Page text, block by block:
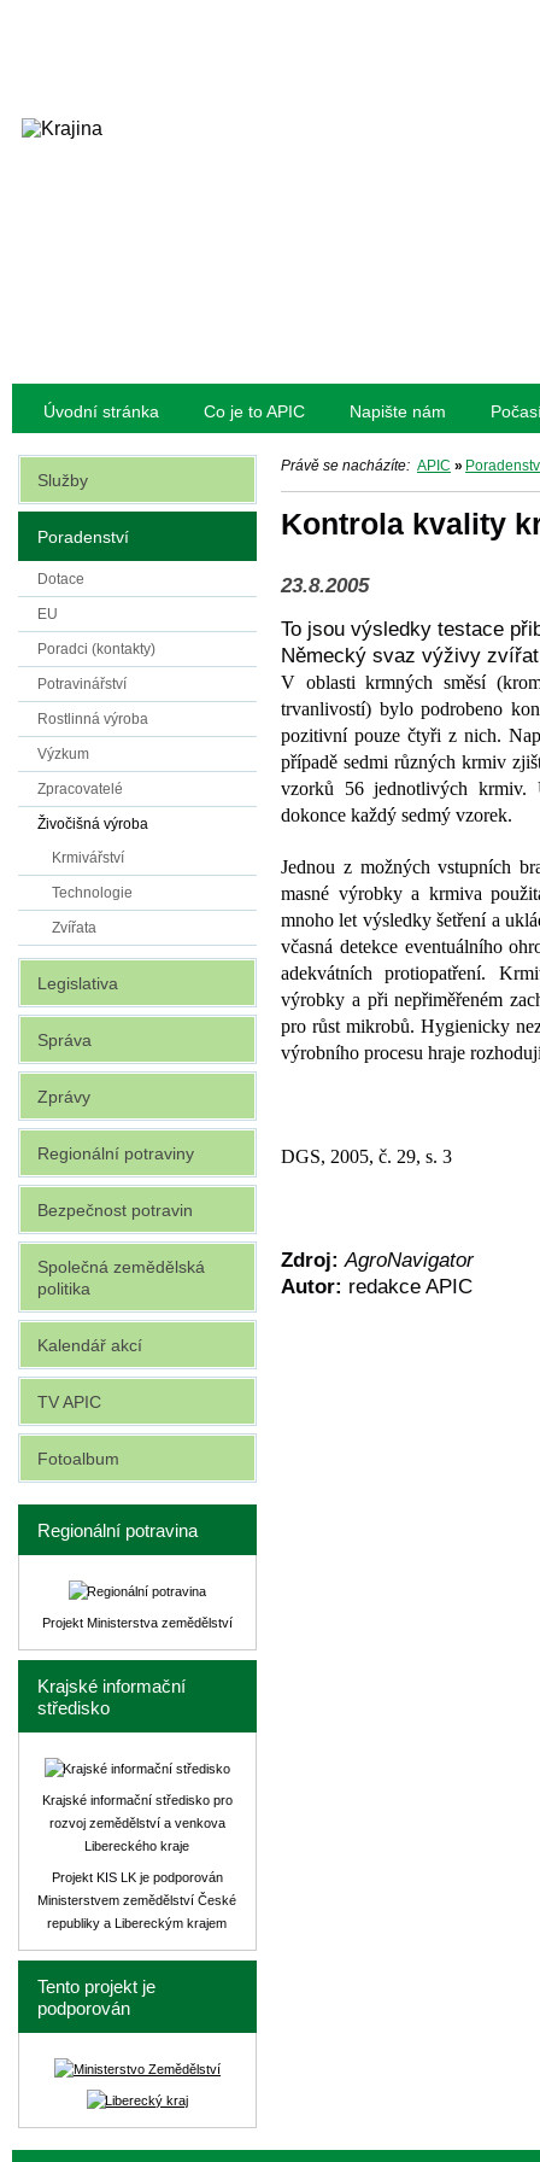
Úvodní stránka Co je to APIC Napište nám
Právě se nacházíte: APIC »
Kontrola kvality
23.8.2005
To jsou výsledky testace
Německý svaz výživy
V oblasti krmných směsí
trvanlivostí) bylo podrobeno
pozitivní pouze čtyři z nich.
případě sedmi různých krmiv
vzorků 56 jednotlivých krmiv.
dokonce každý sedmý vzorek.
Jednou z možných vstupních
masné výrobky a krmiva
mnoho let výsledky šetření a
včasná detekce eventuálního
adekvátních protiopatření.
výrobky a při nepřiměřeném
pro růst mikrobů. Hygienicky
výrobního procesu hraje
DGS, 2005, č. 29, s. 3
Zdroj: AgroNavigator
Autor: redakce APIC
Služby
Poradenství
Dotace
EU
Poradci (kontakty)
Potravinářství
Rostlinná výroba
Výzkum
Zpracovatelé
Živočišná výroba
Krmivářství
Technologie
Zvířata
Legislativa
Správa
Zprávy
Regionální potraviny
Bezpečnost potravin
Společná zemědělská
politika
Kalendář akcí
TV APIC
Fotoalbum
Regionální potravina
Projekt Ministerstva zemědělství
Krajské informační
středisko
Krajské informační středisko pro
rozvoj zemědělství a venkova
Libereckého kraje
Projekt KIS LK je podporován
Ministerstvem zemědělství České
republiky a Libereckým krajem
Tento projekt je
podporován